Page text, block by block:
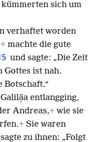
sich um
verhaftet worden
+ machte die gute
und sagte: „Die Zeit
Gottes ist nah.
Botschaft.“
entlangging,
Andreas,+ wie sie
+ Sie waren
zu ihnen: „Folgt